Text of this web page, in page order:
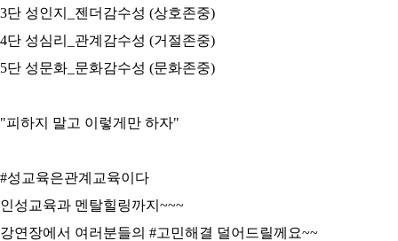
3단 성인지_젠더감수성 (상호존중)
4단 성심리_관계감수성 (거절존중)
5단 성문화_문화감수성 (문화존중)
"피하지 말고 이렇게만 하자"
#성교육은관계교육이다
인성교육과 멘탈힐링까지~~~
강연장에서 여러분들의 #고민해결 덜어드릴께요~~